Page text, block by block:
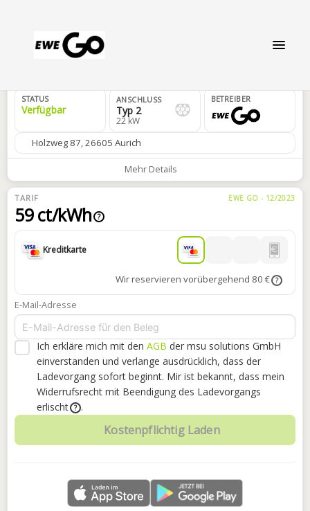
STATUS
Verfügbar
ANSCHLUSS
Typ 2
22 kW
BETREIBER
Holzweg 87, 26605 Aurich
Mehr Details
TARIF EWE GO - 12/2023
59 ct/kWh ?
Kreditkarte
Wir reservieren vorübergehend 80 € ?
E-Mail-Adresse
Ich erkläre mich mit den AGB der msu solutions GmbH
einverstanden und verlange ausdrücklich, dass der
Ladevorgang sofort beginnt. Mir ist bekannt, dass mein
Widerrufsrecht mit Beendigung des Ladevorgangs
erlischt
? .
Kostenpflichtig Laden